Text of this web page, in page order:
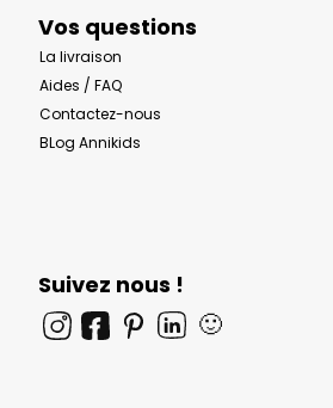
Vos questions
La livraison
Aides / FAQ
Contactez-nous
BLog Annikids
Suivez nous !
🙂